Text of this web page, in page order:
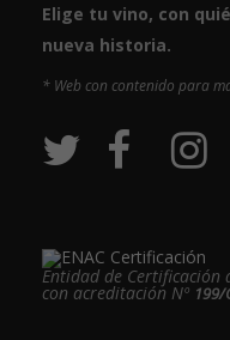
Elige tu vino, con
nueva historia.
* Web con contenido para
Entidad de Certificación
con acreditación Nº 199/